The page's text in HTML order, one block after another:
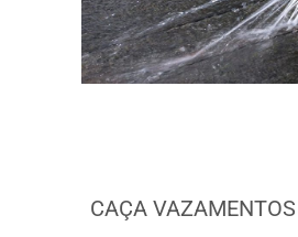
CAÇA